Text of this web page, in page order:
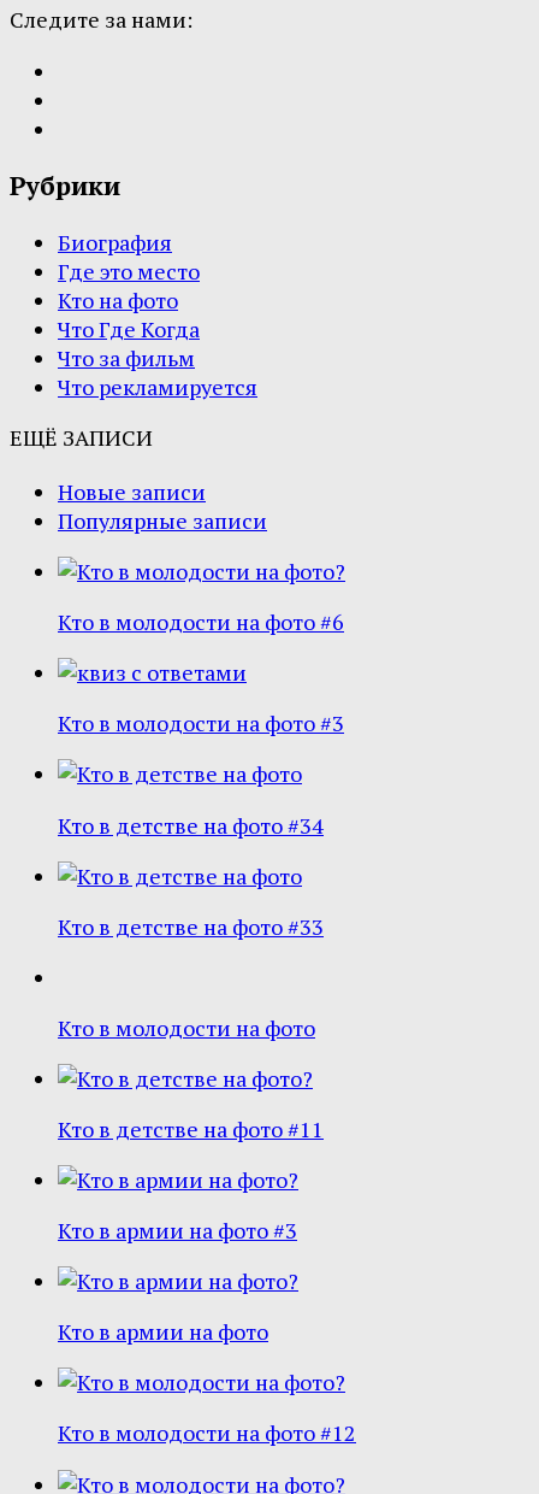
Следите за нами:
Рубрики
Биография
Где это место
Кто на фото
Что Где Когда
Что за фильм
Что рекламируется
ЕЩЁ ЗАПИСИ
Новые записи
Популярные записи
Кто в молодости на фото #6
Кто в молодости на фото #3
Кто в детстве на фото #34
Кто в детстве на фото #33
Кто в молодости на фото
Кто в детстве на фото #11
Кто в армии на фото #3
Кто в армии на фото
Кто в молодости на фото #12